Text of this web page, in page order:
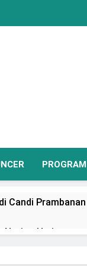
PROGRAM
Candi Prambanan
Heritage